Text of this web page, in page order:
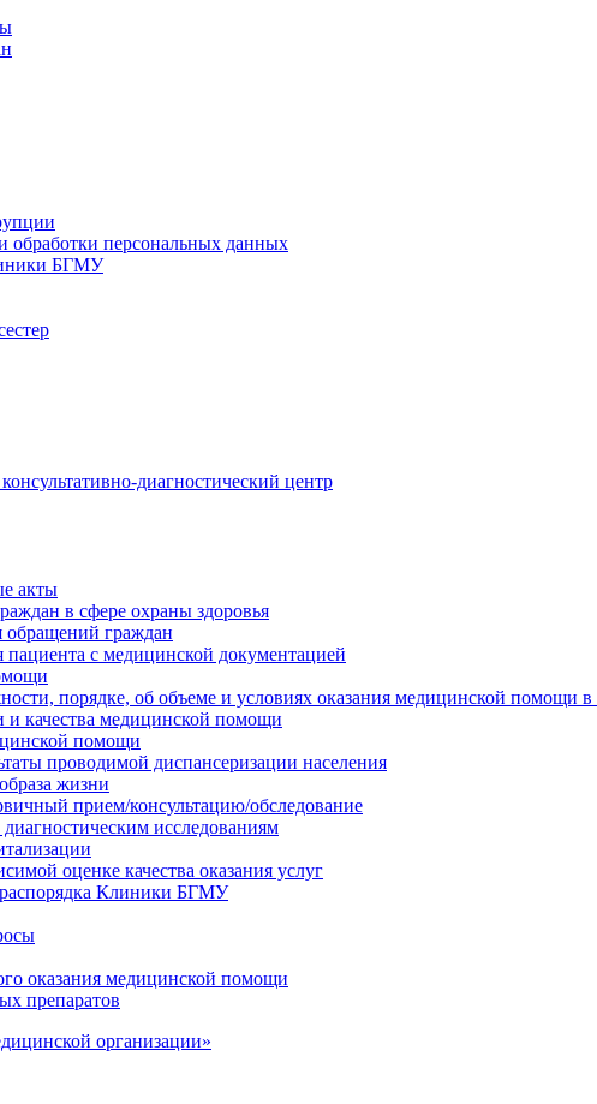
обработки персональных данных
БГМУ
диагностический центр
акты
в сфере охраны здоровья
обращений граждан
пациента с медицинской документацией
порядке, об объеме и условиях оказания медицинской помощи
и качества медицинской помощи
помощи
проводимой диспансеризации населения
жизни
прием/консультацию/обследование
исследованиям
оценке качества оказания услуг
Клиники БГМУ
оказания медицинской помощи
препаратов
организации»